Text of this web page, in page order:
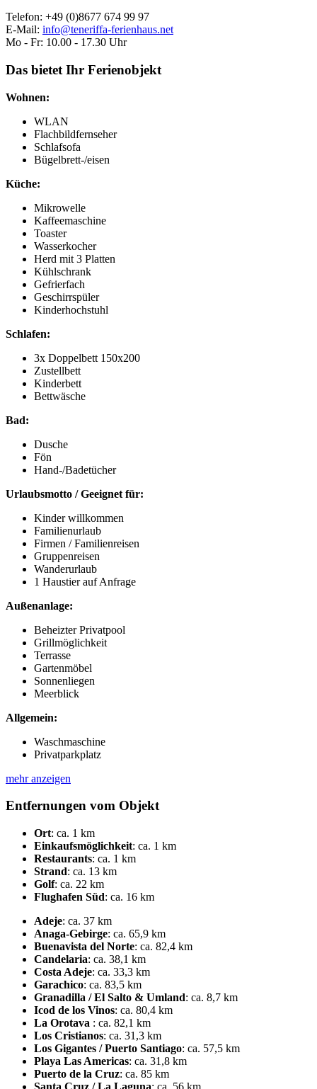
Telefon: +49 (0)8677 674 99 97
E-Mail: info@teneriffa-ferienhaus.net
Mo - Fr: 10.00 - 17.30 Uhr
Das bietet Ihr Ferienobjekt
Wohnen:
WLAN
Flachbildfernseher
Schlafsofa
Bügelbrett-/eisen
Küche:
Mikrowelle
Kaffeemaschine
Toaster
Wasserkocher
Herd mit 3 Platten
Kühlschrank
Gefrierfach
Geschirrspüler
Kinderhochstuhl
Schlafen:
3x Doppelbett 150x200
Zustellbett
Kinderbett
Bettwäsche
Bad:
Dusche
Fön
Hand-/Badetücher
Urlaubsmotto / Geeignet für:
Kinder willkommen
Familienurlaub
Firmen / Familienreisen
Gruppenreisen
Wanderurlaub
1 Haustier auf Anfrage
Außenanlage:
Beheizter Privatpool
Grillmöglichkeit
Terrasse
Gartenmöbel
Sonnenliegen
Meerblick
Allgemein:
Waschmaschine
Privatparkplatz
mehr anzeigen
Entfernungen vom Objekt
Ort: ca. 1 km
Einkaufsmöglichkeit: ca. 1 km
Restaurants: ca. 1 km
Strand: ca. 13 km
Golf: ca. 22 km
Flughafen Süd: ca. 16 km
Adeje: ca. 37 km
Anaga-Gebirge: ca. 65,9 km
Buenavista del Norte: ca. 82,4 km
Candelaria: ca. 38,1 km
Costa Adeje: ca. 33,3 km
Garachico: ca. 83,5 km
Granadilla / El Salto & Umland: ca. 8,7 km
Icod de los Vinos: ca. 80,4 km
La Orotava : ca. 82,1 km
Los Cristianos: ca. 31,3 km
Los Gigantes / Puerto Santiago: ca. 57,5 km
Playa Las Americas: ca. 31,8 km
Puerto de la Cruz: ca. 85 km
Santa Cruz / La Laguna: ca. 56 km